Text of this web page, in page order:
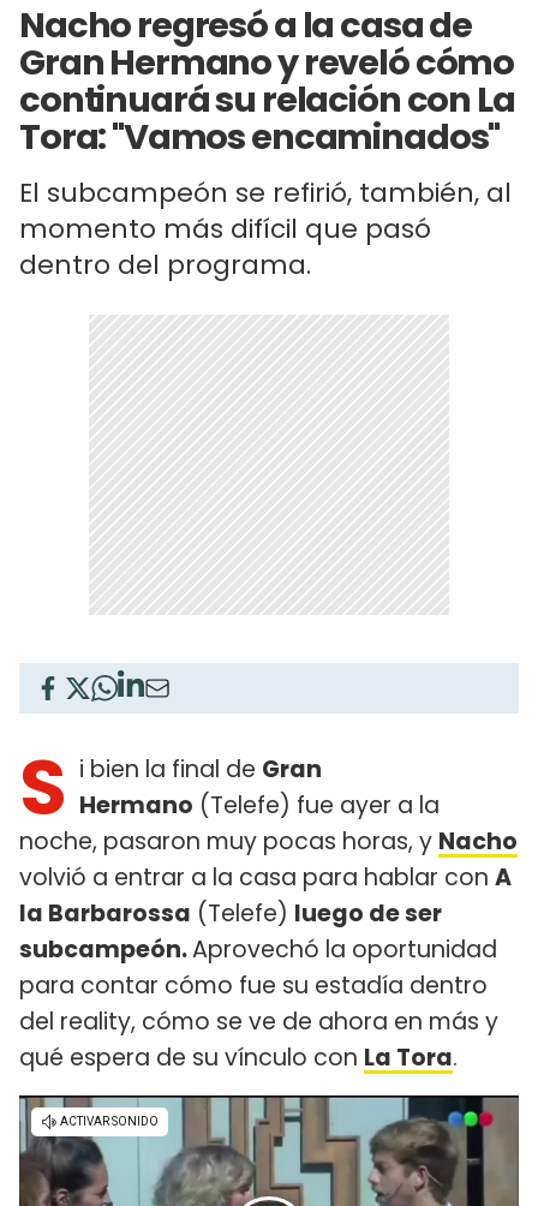
Nacho regresó a la casa de
Gran Hermano y reveló cómo
continuará su relación con La
Tora: "Vamos encaminados"
El subcampeón se refirió, también, al
momento más difícil que pasó
dentro del programa.
S i bien la final de Gran
Hermano (Telefe) fue ayer a la
noche, pasaron muy pocas horas, y Nacho
volvió a entrar a la casa para hablar con A
la Barbarossa (Telefe) luego de ser
subcampeón.Aprovechó la oportunidad
para contar cómo fue su estadía dentro
del reality, cómo se ve de ahora en más y
qué espera de su vínculo con La Tora.